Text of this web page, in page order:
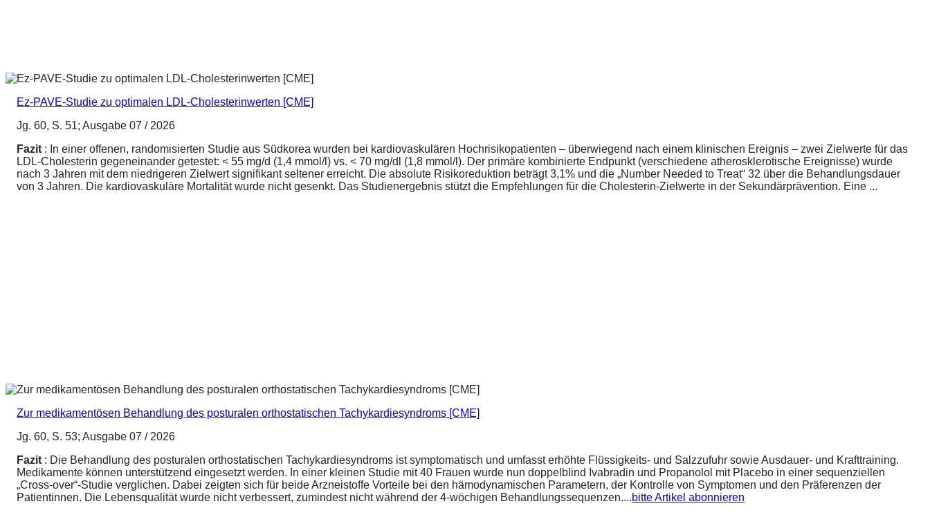
Ez-PAVE-Studie zu optimalen LDL-Cholesterinwerten [CME]
Jg. 60, S. 51; Ausgabe 07 / 2026
Fazit : In einer offenen, randomisierten Studie aus Südkorea wurden bei kardiovaskulären Hochrisikopatienten – überwiegend nach einem klinischen Ereignis – zwei Zielwerte für das
LDL-Cholesterin gegeneinander getestet: < 55 mg/d (1,4 mmol/l) vs. < 70 mg/dl (1,8 mmol/l). Der primäre kombinierte Endpunkt (verschiedene atherosklerotische Ereignisse) wurde
nach 3 Jahren mit dem niedrigeren Zielwert signifikant seltener erreicht. Die absolute Risikoreduktion beträgt 3,1% und die „Number Needed to Treat“ 32 über die Behandlungsdauer
von 3 Jahren. Die kardiovaskuläre Mortalität wurde nicht gesenkt. Das Studienergebnis stützt die Empfehlungen für die Cholesterin-Zielwerte in der Sekundärprävention. Eine ...
Zur medikamentösen Behandlung des posturalen orthostatischen Tachykardiesyndroms [CME]
Jg. 60, S. 53; Ausgabe 07 / 2026
Fazit : Die Behandlung des posturalen orthostatischen Tachykardiesyndroms ist symptomatisch und umfasst erhöhte Flüssigkeits- und Salzzufuhr sowie Ausdauer- und Krafttraining.
Medikamente können unterstützend eingesetzt werden. In einer kleinen Studie mit 40 Frauen wurde nun doppelblind Ivabradin und Propanolol mit Placebo in einer sequenziellen
„Cross-over“-Studie verglichen. Dabei zeigten sich für beide Arzneistoffe Vorteile bei den hämodynamischen Parametern, der Kontrolle von Symptomen und den Präferenzen der
Patientinnen. Die Lebensqualität wurde nicht verbessert, zumindest nicht während der 4-wöchigen Behandlungssequenzen....bitte Artikel abonnieren